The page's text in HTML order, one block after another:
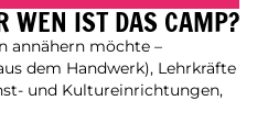
WEN IST DAS CAMP?
annähern möchte –
dem Handwerk), Lehrkräfte
und Kultureinrichtungen,